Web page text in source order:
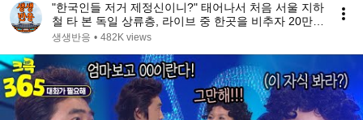
"한국인들 저거 제정신이니?" 태어나서 처음 서울 지하
철 타 본 독일 상류층, 라이브 중 한곳을 비추자 20만
시청자 몰려든 이유
생생반응 • 482K views